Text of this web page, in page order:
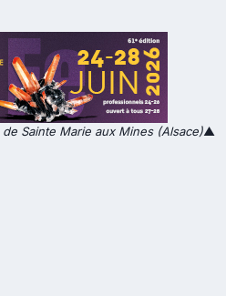
Sainte Marie aux Mines (Alsace)▲